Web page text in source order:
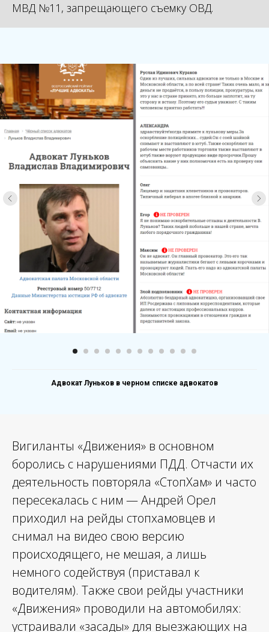
МВД №11, запрещающего съемку ОВД.
Адвокат Луньков в черном списке адвокатов
Вигиланты «Движения» в основном
боролись с нарушениями ПДД. Отчасти их
деятельность повторяла «СтопХам» и часто
пересекалась с ним — Андрей Орел
приходил на рейды стопхамовцев и
снимал на видео свою версию
происходящего, не мешая, а лишь
немного содействуя (приставал к
водителям). Также свои рейды участники
«Движения» проводили на автомобилях:
устраивали «засады» для выезжающих на